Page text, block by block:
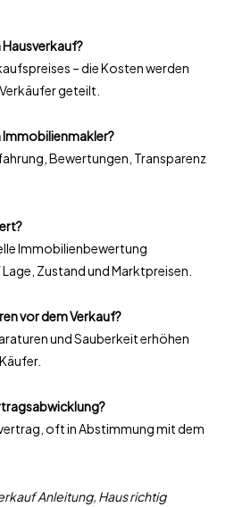
– die Kosten werden
geteilt.
Immobilienmakler?
Bewertungen, Transparenz
Immobilienbewertung
Zustand und Marktpreisen.
vor dem Verkauf?
und Sauberkeit erhöhen
oft in Abstimmung mit dem
Anleitung, Haus richtig